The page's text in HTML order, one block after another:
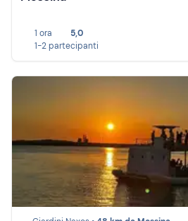
1 ora
5,0
1-2 partecipanti